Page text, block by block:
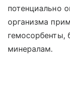
потенциально
организма
гемосорбенты,
минералам.